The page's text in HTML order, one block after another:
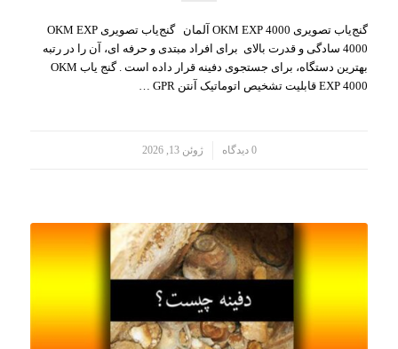
گنج‌یاب تصویری OKM EXP 4000 آلمان گنج‌یاب تصویری OKM EXP
4000 سادگی و قدرت بالای برای افراد مبتدی و حرفه ای، آن را در رتبه
بهترین دستگاه، برای جستجوی دفینه قرار داده است . گنج یاب OKM
EXP 4000 قابلیت تشخیص اتوماتیک آنتن GPR …
0 دیدگاه ژوئن 13, 2026